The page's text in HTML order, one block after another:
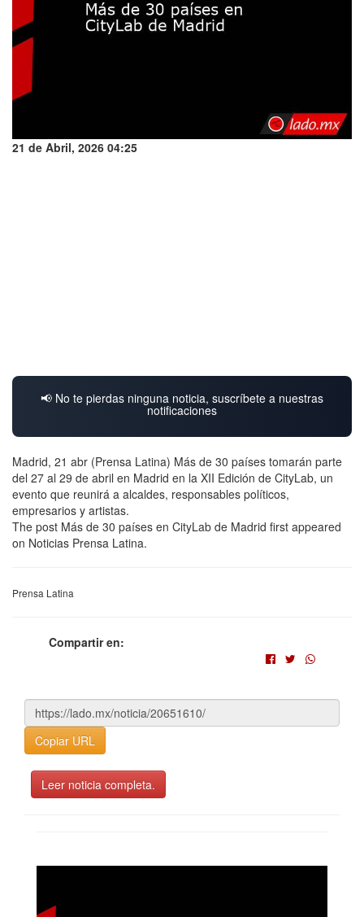
21 de Abril, 2026 04:25
📢 No te pierdas ninguna noticia, suscríbete a nuestras
notificaciones
Madrid, 21 abr (Prensa Latina) Más de 30 países tomarán parte
del 27 al 29 de abril en Madrid en la XII Edición de CityLab, un
evento que reunirá a alcaldes, responsables políticos,
empresarios y artistas.
The post Más de 30 países en CityLab de Madrid first appeared
on Noticias Prensa Latina.
Prensa Latina
Compartir en:
Copiar URL
Leer noticia completa.